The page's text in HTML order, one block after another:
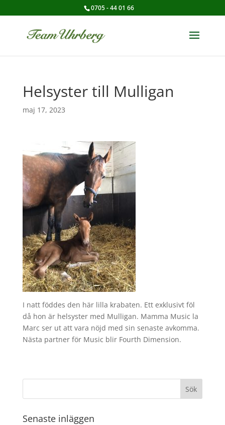
0705 - 44 01 66
Helsyster till Mulligan
maj 17, 2023
I natt föddes den här lilla krabaten. Ett exklusivt föl
då hon är helsyster med Mulligan. Mamma Music la
Marc ser ut att vara nöjd med sin senaste avkomma.
Nästa partner för Music blir Fourth Dimension.
Senaste inläggen